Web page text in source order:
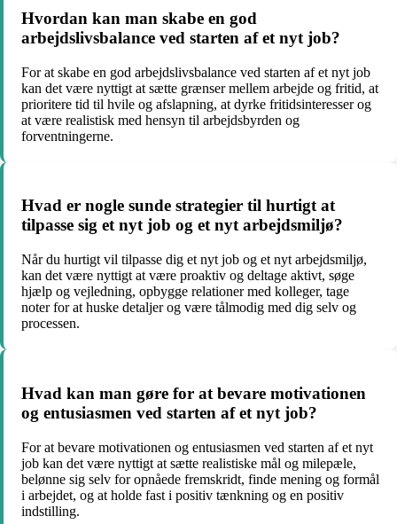
Hvordan kan man skabe en god
arbejdslivsbalance ved starten af et nyt job?
For at skabe en god arbejdslivsbalance ved starten af et nyt job
kan det være nyttigt at sætte grænser mellem arbejde og fritid, at
prioritere tid til hvile og afslapning, at dyrke fritidsinteresser og
at være realistisk med hensyn til arbejdsbyrden og
forventningerne.
Hvad er nogle sunde strategier til hurtigt at
tilpasse sig et nyt job og et nyt arbejdsmiljø?
Når du hurtigt vil tilpasse dig et nyt job og et nyt arbejdsmiljø,
kan det være nyttigt at være proaktiv og deltage aktivt, søge
hjælp og vejledning, opbygge relationer med kolleger, tage
noter for at huske detaljer og være tålmodig med dig selv og
processen.
Hvad kan man gøre for at bevare motivationen
og entusiasmen ved starten af et nyt job?
For at bevare motivationen og entusiasmen ved starten af et nyt
job kan det være nyttigt at sætte realistiske mål og milepæle,
belønne sig selv for opnåede fremskridt, finde mening og formål
i arbejdet, og at holde fast i positiv tænkning og en positiv
indstilling.